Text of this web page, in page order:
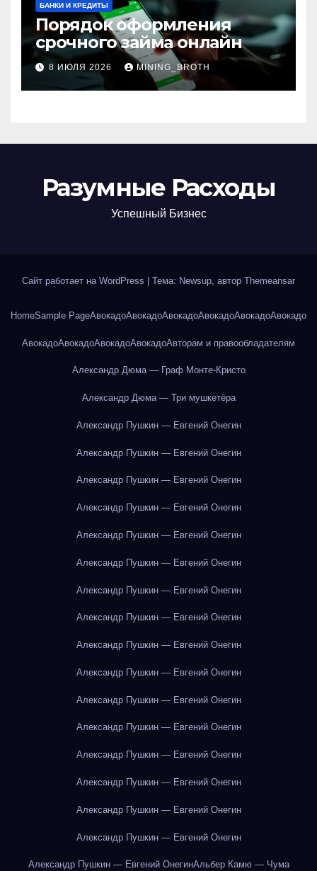
БАНКИ И КРЕДИТЫ
Порядок оформления
срочного займа онлайн
8 ИЮЛЯ 2026 MINING_BROTH
Разумные Расходы
Успешный Бизнес
Сайт работает на WordPress Тема: Newsup, автор Themeansar
HomeSample PageАвокадоАвокадоАвокадоАвокадоАвокадоАвокадо
АвокадоАвокадоАвокадоАвокадоАвторам и правообладателям
Александр Дюма — Граф Монте-Кристо
Александр Дюма — Три мушкетёра
Александр Пушкин — Евгений Онегин
Александр Пушкин — Евгений Онегин
Александр Пушкин — Евгений Онегин
Александр Пушкин — Евгений Онегин
Александр Пушкин — Евгений Онегин
Александр Пушкин — Евгений Онегин
Александр Пушкин — Евгений Онегин
Александр Пушкин — Евгений Онегин
Александр Пушкин — Евгений Онегин
Александр Пушкин — Евгений Онегин
Александр Пушкин — Евгений Онегин
Александр Пушкин — Евгений Онегин
Александр Пушкин — Евгений Онегин
Александр Пушкин — Евгений Онегин
Александр Пушкин — Евгений Онегин
Александр Пушкин — Евгений Онегин
Александр Пушкин — Евгений ОнегинАльбер Камю — Чума